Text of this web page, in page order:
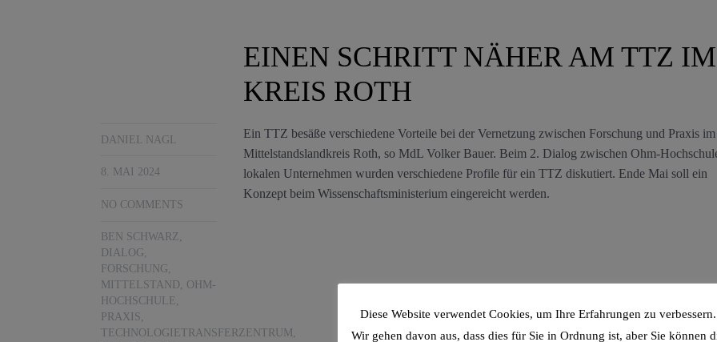
EINEN SCHRITT NÄHER AM TTZ IM
KREIS ROTH
DANIEL NAGL
8. MAI 2024
NO COMMENTS
BEN SCHWARZ,
DIALOG,
FORSCHUNG,
MITTELSTAND, OHM-
HOCHSCHULE,
PRAXIS,
TECHNOLOGIETRANSFERZENTRUM ,
Ein TTZ besäße verschiedene Vorteile bei der Vernetzung zwischen Forschung und Praxis im
Mittelstandslandkreis Roth, so MdL Volker Bauer. Beim 2. Dialog zwischen Ohm-
lokalen Unternehmen wurden verschiedene Profile für ein TTZ diskutiert. Ende Mai soll ein
Konzept beim Wissenschaftsministerium eingereicht werden.
Diese Website verwendet Cookies, um Ihre Erfahrungen zu verbessern.
Wir gehen davon aus, dass dies für Sie in Ordnung ist, aber Sie können